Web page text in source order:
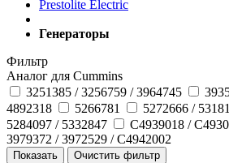
Prestolite Electric
Генераторы
Фильтр
Аналог для Cummins
3251385 / 3256759 / 3964745
4892318
5266781 5272666 /
5284097 / 5332847
C4939018 /
3979372 / 3972529 / C4942002